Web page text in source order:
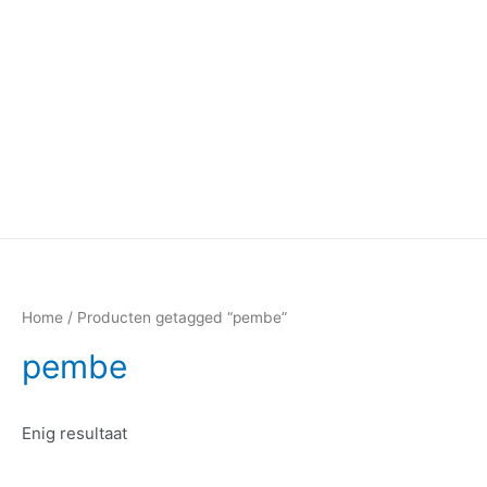
Home / Producten getagged “pembe”
pembe
Enig resultaat